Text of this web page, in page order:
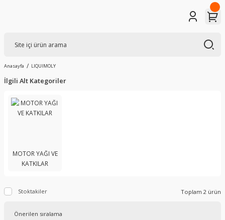
Anasayfa LIQUIMOLY
İlgili Alt Kategoriler
MOTOR YAĞI VE
KATKILAR
Stoktakiler Toplam 2 ürün